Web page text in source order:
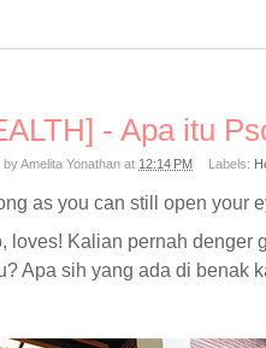
- Apa itu
byAmelita Yonathan at 12:14 PM Labels:
as you can still open your
loves! Kalian pernah denger
Apa sih yang ada di benak